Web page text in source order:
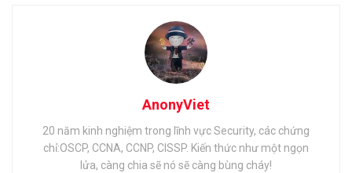
AnonyViet
20 năm kinh nghiệm trong lĩnh vực Security, các chứng
chỉ:OSCP, CCNA, CCNP, CISSP. Kiến thức như một ngọn
lửa, càng chia sẽ nó sẽ càng bùng cháy!